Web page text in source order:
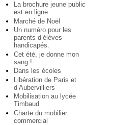
La brochure jeune public
est en ligne
Marché de Noël
Un numéro pour les
parents d’élèves
handicapés.
Cet été, je donne mon
sang !
Dans les écoles
Libération de Paris et
d’Aubervilliers
Mobilisation au lycée
Timbaud
Charte du mobilier
commercial